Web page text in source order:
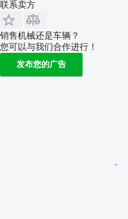
联系卖方
销售机械还是车辆？
您可以与我们合作进行！
发布您的广告